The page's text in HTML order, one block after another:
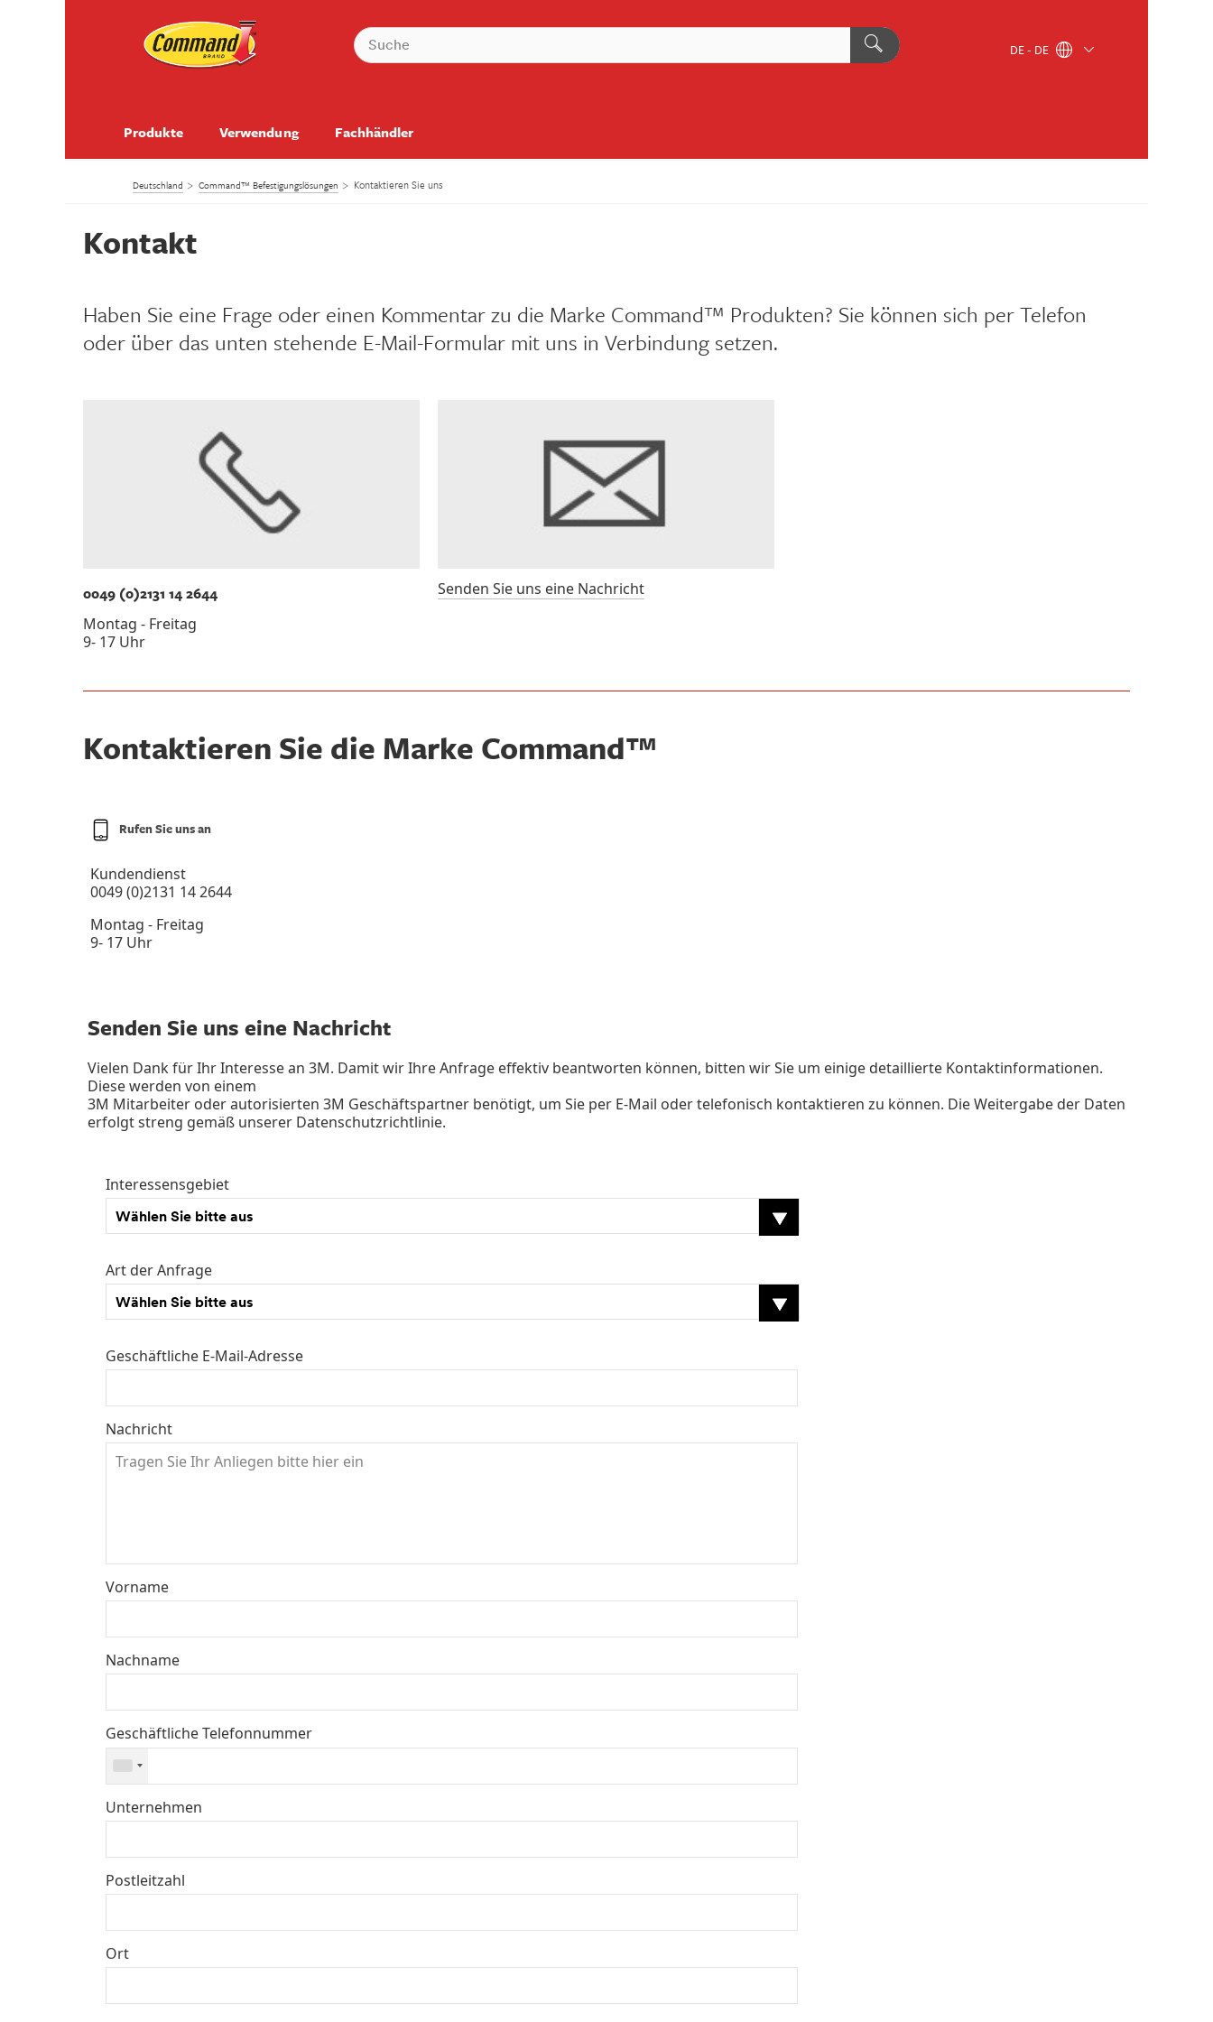
DE - DE
Produkte Verwendung Fachhändler
Deutschland Command™ Befestigungslösungen Kontaktieren Sie uns
Kontakt
Haben Sie eine Frage oder einen Kommentar zu die Marke Command™ Produkten? Sie können sich per Telefon
oder über das unten stehende E-Mail-Formular mit uns in Verbindung setzen.
0049 (0)2131 14 2644
Montag - Freitag
9- 17 Uhr
Senden Sie uns eine Nachricht
Kontaktieren Sie die Marke Command™
Rufen Sie uns an
Kundendienst
0049 (0)2131 14 2644
Montag - Freitag
9- 17 Uhr
Senden Sie uns eine Nachricht
Vielen Dank für Ihr Interesse an 3M. Damit wir Ihre Anfrage effektiv beantworten können, bitten wir Sie um einige detaillierte Kontaktinformationen.
Diese werden von einem
3M Mitarbeiter oder autorisierten 3M Geschäftspartner benötigt, um Sie per E-Mail oder telefonisch kontaktieren zu können. Die Weitergabe der Daten
erfolgt streng gemäß unserer Datenschutzrichtlinie.
Interessensgebiet
Wählen Sie bitte aus
Art der Anfrage
Wählen Sie bitte aus
Geschäftliche E-Mail-Adresse
Nachricht
Vorname
Nachname
Geschäftliche Telefonnummer
Unternehmen
Postleitzahl
Ort